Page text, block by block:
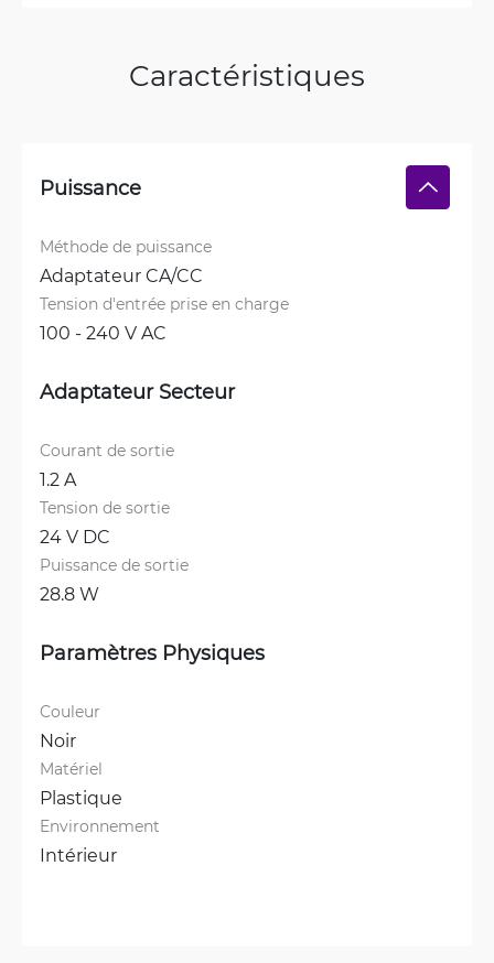
Caractéristiques
Puissance
Méthode de puissance
Adaptateur CA/CC
Tension d'entrée prise en charge
100 - 240 V AC
Adaptateur Secteur
Courant de sortie
1.2 A
Tension de sortie
24 V DC
Puissance de sortie
28.8 W
Paramètres Physiques
Couleur
Noir
Matériel
Plastique
Environnement
Intérieur